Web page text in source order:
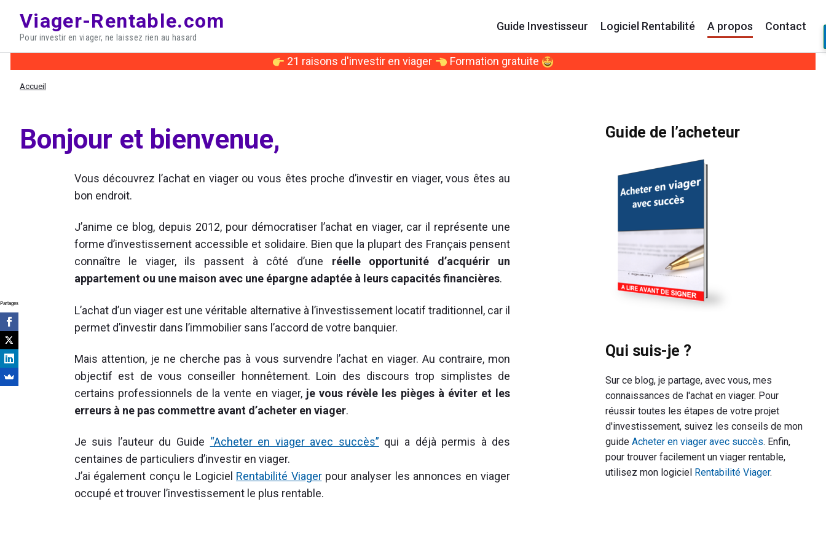
content
Viager-Rentable.com
Pour investir en viager, ne laissez rien au hasard
Guide Investisseur Logiciel Rentabilité A propos Contact
21 raisons d'investir en viager Formation gratuite
Accueil
Bonjour et bienvenue,
Vous découvrez l’achat en viager ou vous êtes proche d’investir en viager, vous êtes au
bon endroit.
J’anime ce blog, depuis 2012, pour démocratiser l’achat en viager, car il représente une
forme d’investissement accessible et solidaire. Bien que la plupart des Français pensent
connaître le viager, ils passent à côté d’une réelle opportunité d’acquérir un
appartement ou une maison avec une épargne adaptée à leurs capacités financières.
L’achat d’un viager est une véritable alternative à l’investissement locatif traditionnel, car il
permet d’investir dans l’immobilier sans l’accord de votre banquier.
Mais attention, je ne cherche pas à vous survendre l’achat en viager. Au contraire, mon
objectif est de vous conseiller honnêtement. Loin des discours trop simplistes de
certains professionnels de la vente en viager, je vous révèle les pièges à éviter et les
erreurs à ne pas commettre avant d’acheter en viager.
Je suis l’auteur du Guide “Acheter en viager avec succès” qui a déjà permis à des
centaines de particuliers d’investir en viager.
J’ai également conçu le Logiciel Rentabilité Viagerpour analyser les annonces en viager
occupé et trouver l’investissement le plus rentable.
Primary
Guide de l’acheteur
Qui suis-je ?
Sur ce blog, je partage, avec vous, mes
connaissances de l'achat en viager. Pour
réussir toutes les étapes de votre projet
d'investissement, suivez les conseils de mon
guideAcheter en viager avec succès. Enfin,
pour trouver facilement un viager rentable,
utilisez mon logiciel Rentabilité Viager.
Partages